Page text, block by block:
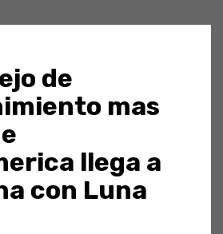
de
mas
llega a
con Luna